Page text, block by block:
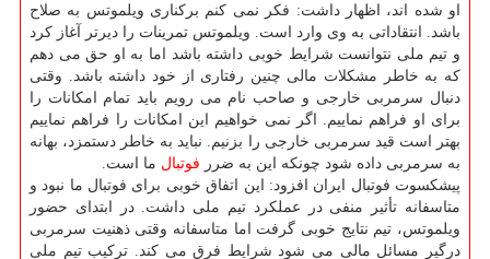
او شده اند، اظهار داشت: فكر نمی كنم بركناری ویلموتس به صلاح
باشد. انتقاداتی به وی وارد است. ویلموتس تمرینات را دیرتر آغاز كرد
و تیم ملی نتوانست شرایط خوبی داشته باشد اما به او حق می دهم
كه به خاطر مشكلات مالی چنین رفتاری از خود داشته باشد. وقتی
دنبال سرمربی خارجی و صاحب نام می رویم باید تمام امكانات را
برای او فراهم نماییم. اگر نمی خواهیم این امكانات را فراهم نماییم
بهتر است قید سرمربی خارجی را بزنیم. نباید به خاطر دستمزد، بهانه
به سرمربی داده شود چونكه این به ضرر فوتبال ما است.
پیشكسوت فوتبال ایران افزود: این اتفاق خوبی برای فوتبال ما نبود و
متاسفانه تأثیر منفی در عملكرد تیم ملی داشت. در ابتدای حضور
ویلموتس، تیم نتایج خوبی گرفت اما متاسفانه وقتی ذهنیت سرمربی
درگیر مسائل مالی می شود شرایط فرق می كند. تركیب تیم ملی